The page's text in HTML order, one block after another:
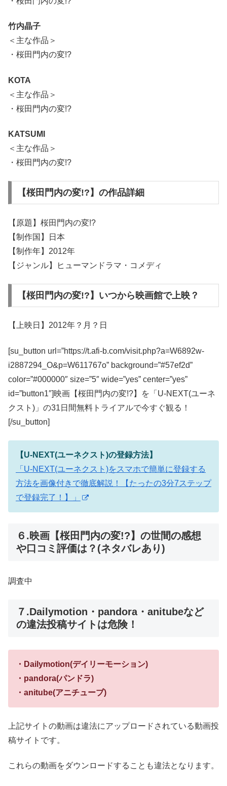
竹内晶子
＜主な作品＞
・桜田門内の変!?
KOTA
＜主な作品＞
・桜田門内の変!?
KATSUMI
＜主な作品＞
・桜田門内の変!?
【桜田門内の変!?】の作品詳細
【原題】桜田門内の変!?
【制作国】日本
【制作年】2012年
【ジャンル】ヒューマンドラマ・コメディ
【桜田門内の変!?】いつから映画館で上映？
【上映日】2012年？月？日
[su_button url=”https://t.afi-b.com/visit.php?a=W6892w-
i2887294_O&p=W611767o” background=”#57ef2d”
color=”#000000″ size=”5″ wide=”yes” center=”yes”
id=”button1″]映画【桜田門内の変!?】を「U-NEXT(ユーネ
クスト)」の31日間無料トライアルで今すぐ観る！
[/su_button]
【U-NEXT(ユーネクスト)の登録方法】
「U-NEXT(ユーネクスト)をスマホで簡単に登録する
方法を画像付きで徹底解説！【たったの3分7ステップ
で登録完了！】」
６.映画【桜田門内の変!?】の世間の感想
や口コミ評価は？(ネタバレあり)
調査中
７.Dailymotion・pandora・anitubeなど
の違法投稿サイトは危険！
・Dailymotion(デイリーモーション)
・pandora(パンドラ)
・anitube(アニチューブ)
上記サイトの動画は違法にアップロードされている動画投
稿サイトです。
これらの動画をダウンロードすることも違法となります。